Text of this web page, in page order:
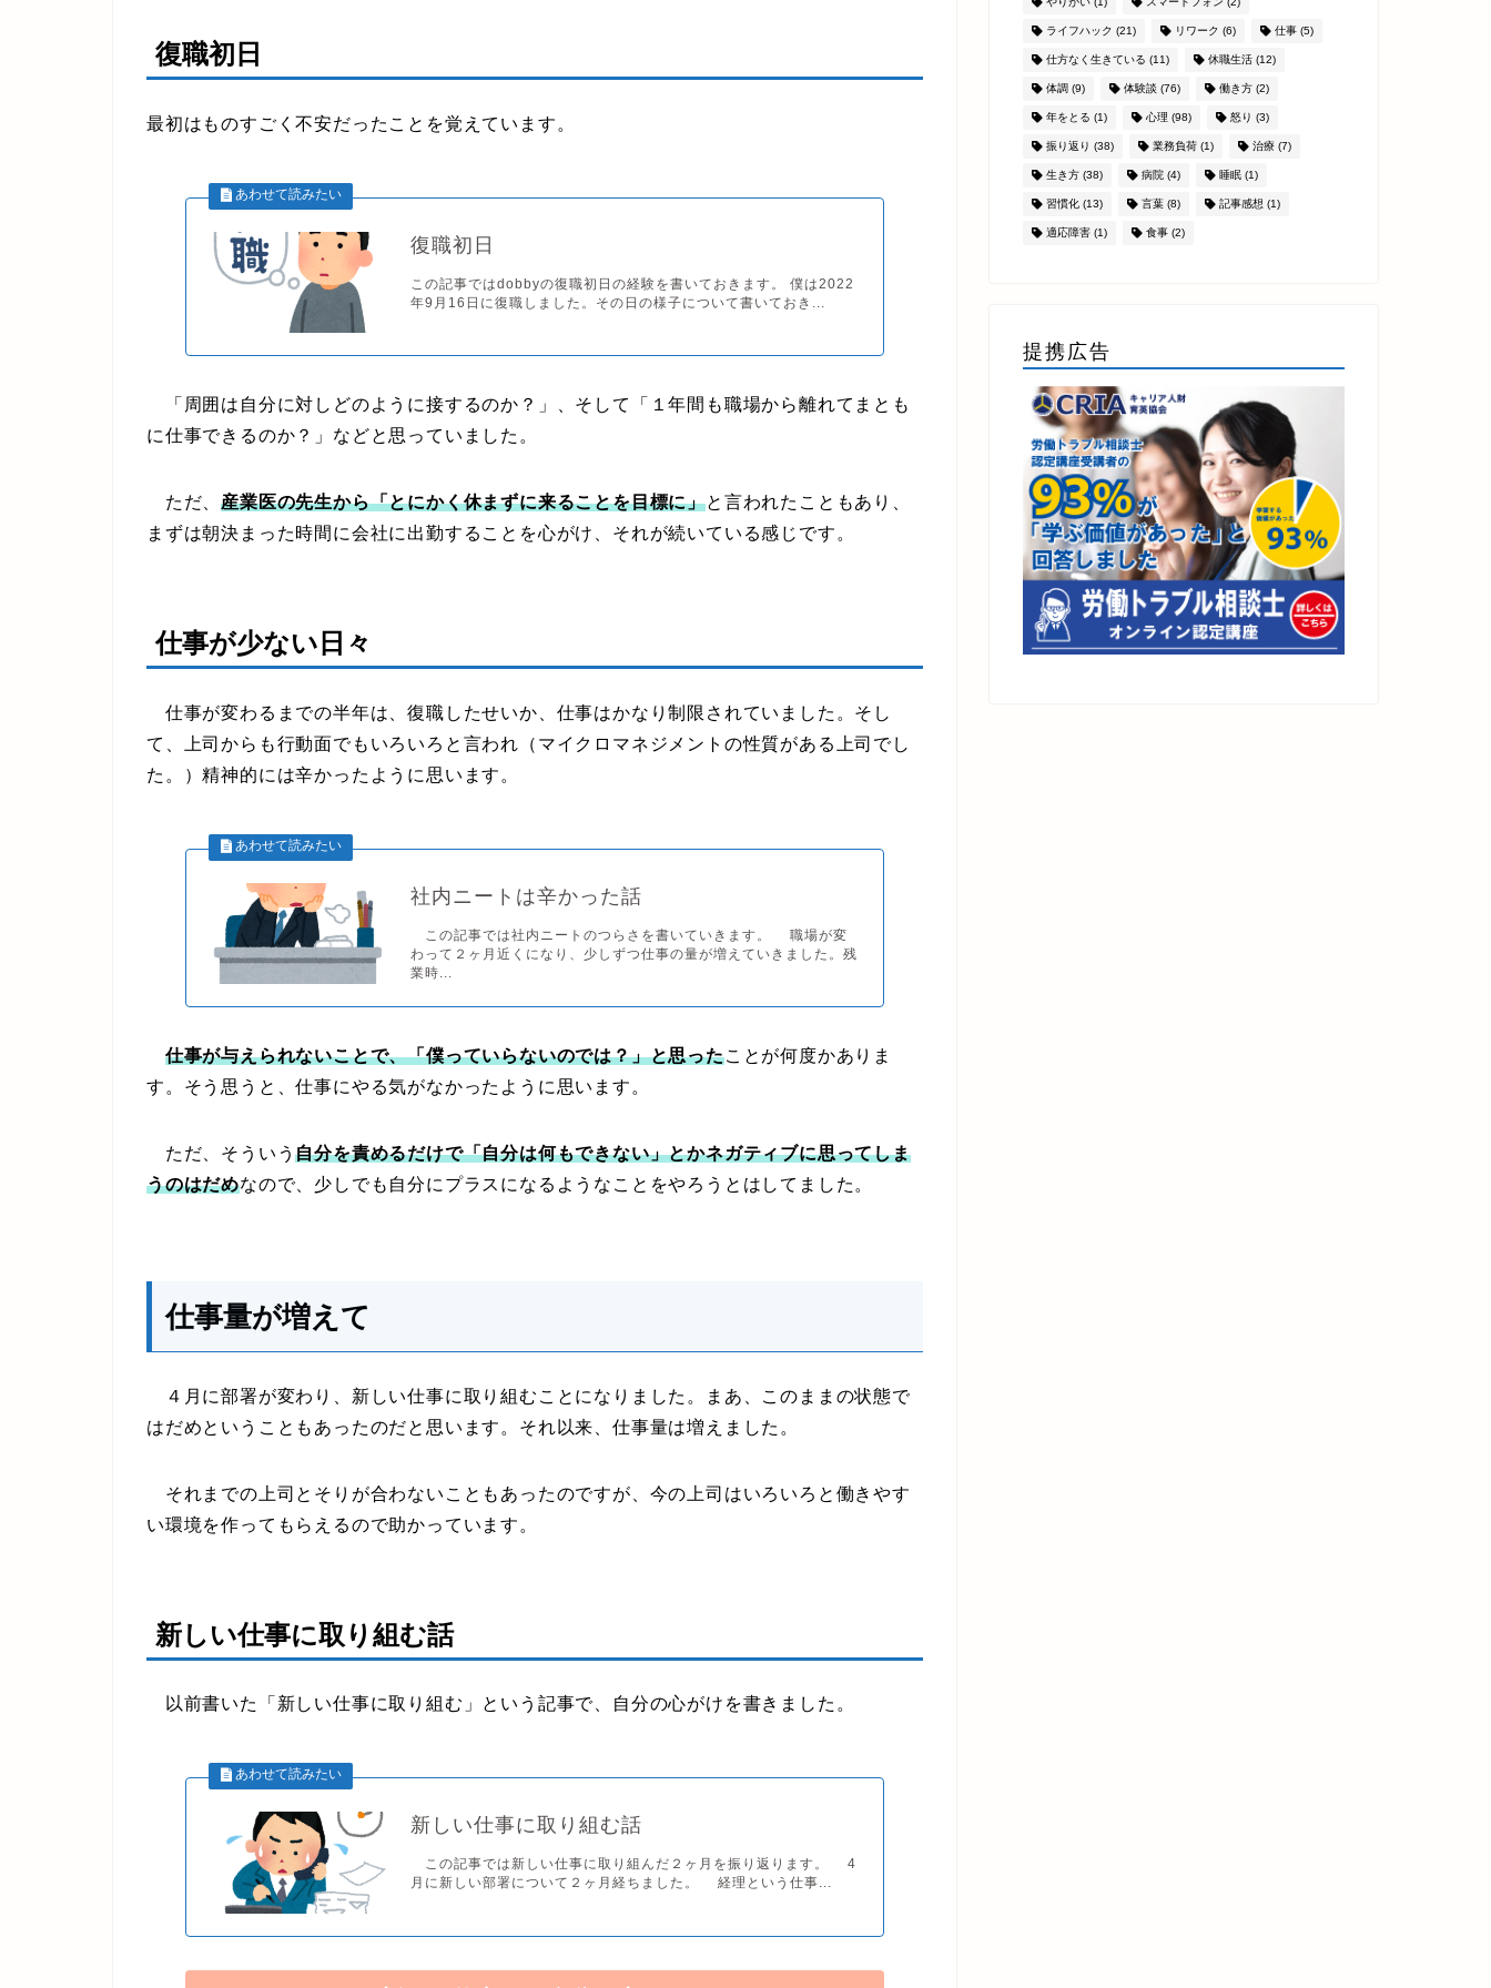
復職初日
最初はものすごく不安だったことを覚えています。
復職初日
この記事ではdobbyの復職初日の経験を書いておきます。 僕は2022
年9月16日に復職しました。その日の様子について書いておき...
「周囲は自分に対しどのように接するのか？」、そして「１年間も職場から離れてまとも
に仕事できるのか？」などと思っていました。
ただ、産業医の先生から「とにかく休まずに来ることを目標に」と言われたこともあり、
まずは朝決まった時間に会社に出勤することを心がけ、それが続いている感じです。
仕事が少ない日々
仕事が変わるまでの半年は、復職したせいか、仕事はかなり制限されていました。そし
て、上司からも行動面でもいろいろと言われ（マイクロマネジメントの性質がある上司でし
た。）精神的には辛かったように思います。
社内ニートは辛かった話
この記事では社内ニートのつらさを書いていきます。 職場が変
わって２ヶ月近くになり、少しずつ仕事の量が増えていきました。残
業時...
仕事が与えられないことで、「僕っていらないのでは？」と思ったことが何度かありま
す。そう思うと、仕事にやる気がなかったように思います。
ただ、そういう自分を責めるだけで「自分は何もできない」とかネガティブに思ってしま
うのはだめなので、少しでも自分にプラスになるようなことをやろうとはしてました。
仕事量が増えて
４月に部署が変わり、新しい仕事に取り組むことになりました。まあ、このままの状態で
はだめということもあったのだと思います。それ以来、仕事量は増えました。
それまでの上司とそりが合わないこともあったのですが、今の上司はいろいろと働きやす
い環境を作ってもらえるので助かっています。
新しい仕事に取り組む話
以前書いた「新しい仕事に取り組む」という記事で、自分の心がけを書きました。
新しい仕事に取り組む話
この記事では新しい仕事に取り組んだ２ヶ月を振り返ります。 4
月に新しい部署について２ヶ月経ちました。 経理という仕事...
ライフハック (21) リワーク (6) 仕事(5)
仕方なく生きている (11) 休職生活(12)
体調 (9) 体験談 (76) 働き方(2)
年をとる (1) 心理 (98) 怒り (3)
振り返り (38) 業務負荷(1) 治療(7)
生き方(38) 病院(4) 睡眠(1)
習慣化(13) 言葉(8) 記事感想 (1)
適応障害(1) 食事(2)
提携広告